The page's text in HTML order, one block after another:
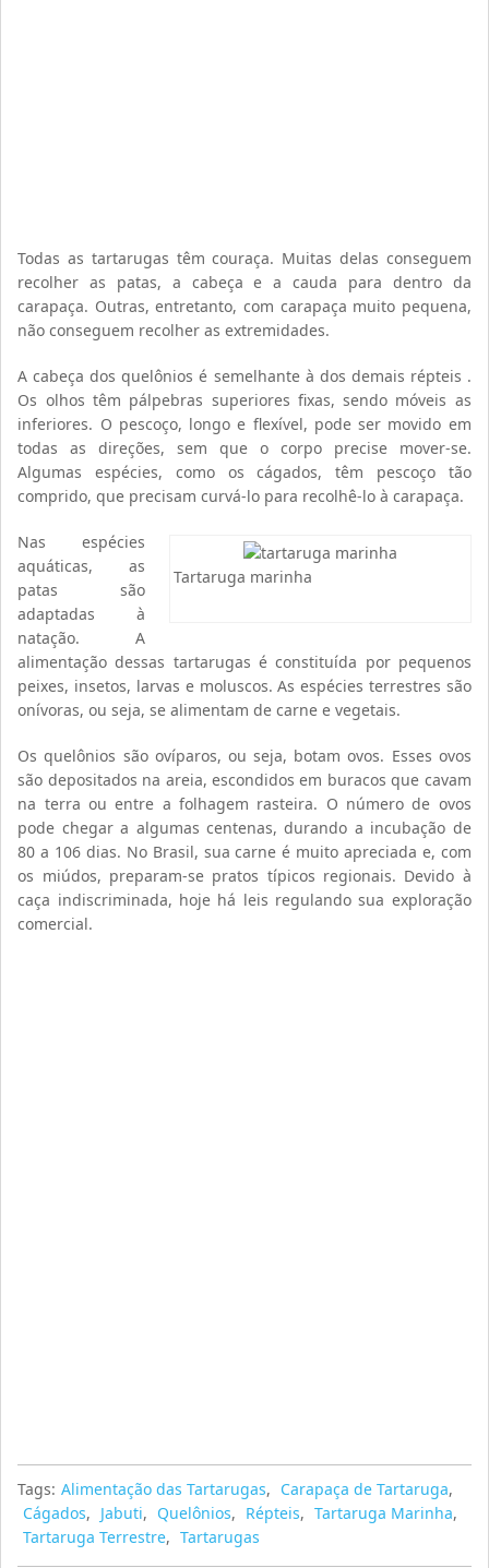
Todas as tartarugas têm couraça. Muitas delas conseguem
recolher as patas, a cabeça e a cauda para dentro da
carapaça. Outras, entretanto, com carapaça muito pequena,
não conseguem recolher as extremidades.
A cabeça dos quelônios é semelhante à dos demais répteis .
Os olhos têm pálpebras superiores fixas, sendo móveis as
inferiores. O pescoço, longo e flexível, pode ser movido em
todas as direções, sem que o corpo precise mover-se.
Algumas espécies, como os cágados, têm pescoço tão
comprido, que precisam curvá-lo para recolhê-lo à carapaça.
Tartaruga marinha
Nas espécies
aquáticas, as
patas são
adaptadas à
natação. A
alimentação dessas tartarugas é constituída por pequenos
peixes, insetos, larvas e moluscos. As espécies terrestres são
onívoras, ou seja, se alimentam de carne e vegetais.
Os quelônios são ovíparos, ou seja, botam ovos. Esses ovos
são depositados na areia, escondidos em buracos que cavam
na terra ou entre a folhagem rasteira. O número de ovos
pode chegar a algumas centenas, durando a incubação de
80 a 106 dias. No Brasil, sua carne é muito apreciada e, com
os miúdos, preparam-se pratos típicos regionais. Devido à
caça indiscriminada, hoje há leis regulando sua exploração
comercial.
Tags: Alimentação das Tartarugas, Carapaça de Tartaruga,
Cágados, Jabuti, Quelônios, Répteis, Tartaruga Marinha,
Tartaruga Terrestre, Tartarugas